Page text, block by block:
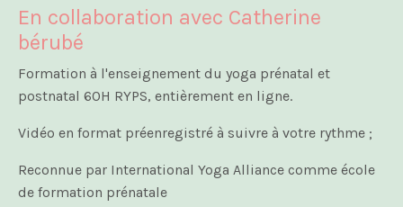
En collaboration avec Catherine
bérubé
Formation à l'enseignement du yoga prénatal et
postnatal 60H RYPS, entièrement en ligne.
Vidéo en format préenregistré à suivre à votre rythme ;
Reconnue par International Yoga Alliance comme école
de formation prénatale